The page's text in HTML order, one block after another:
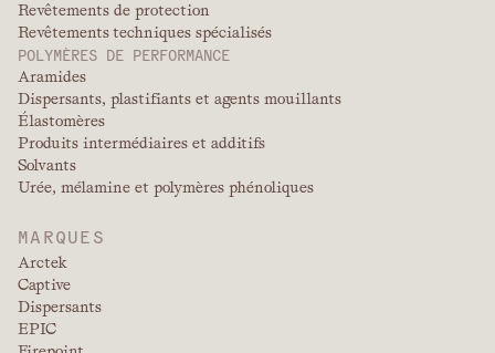
Revêtements de protection
Revêtements techniques spécialisés
POLYMÈRES DE PERFORMANCE
Aramides
Dispersants, plastifiants et agents mouillants
Élastomères
Produits intermédiaires et additifs
Solvants
Urée, mélamine et polymères phénoliques
MARQUES
Arctek
Captive
Dispersants
EPIC